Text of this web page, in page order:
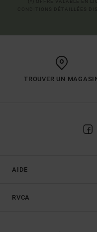
TROUVER UN
AIDE
RVCA